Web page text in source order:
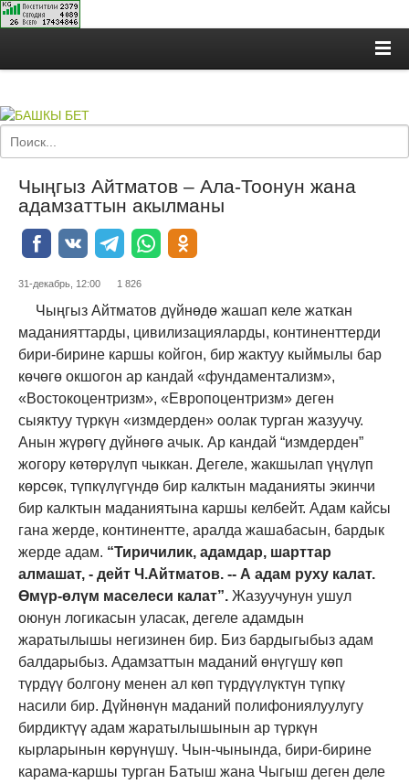
Чыңгыз Айтматов – Ала-Тоонун жана
адамзаттын акылманы
31-декабрь, 12:00 1 826
Чыңгыз Айтматов дүйнөдө жашап келе жаткан
маданияттарды, цивилизацияларды, континенттерди
бири-бирине каршы койгон, бир жактуу кыймылы бар
көчөгө окшогон ар кандай «фундаментализм»,
«Востокоцентризм», «Европоцентризм» деген
сыяктуу түркүн «измдерден» оолак турган жазуучу.
Анын жүрөгү дүйнөгө ачык. Ар кандай “измдерден”
жогору көтөрүлүп чыккан. Дегеле, жакшылап үңүлүп
көрсөк, түпкүлүгүндө бир калктын маданияты экинчи
бир калктын маданиятына каршы келбейт. Адам кайсы
гана жерде, континентте, аралда жашабасын, бардык
жерде адам. “Тиричилик, адамдар, шарттар
алмашат, - дейт Ч.Айтматов. -- А адам руху калат.
Өмүр-өлүм маселеси калат”. Жазуучунун ушул
оюнун логикасын уласак, дегеле адамдын
жаратылышы негизинен бир. Биз бардыгыбыз адам
балдарыбыз. Адамзаттын маданий өнү­гүшү көп
түрдүү болгону менен ал көп түрдүүлүктүн түпкү
насили бир. Дүйнөнүн маданий полифониялуулугу
бирдик­түү адам жаратылышынын ар түркүн
кырларынын көрү­нүшү. Чын-чынында, бири-бирине
карама-каршы турган Батыш жана Чыгыш деген деле